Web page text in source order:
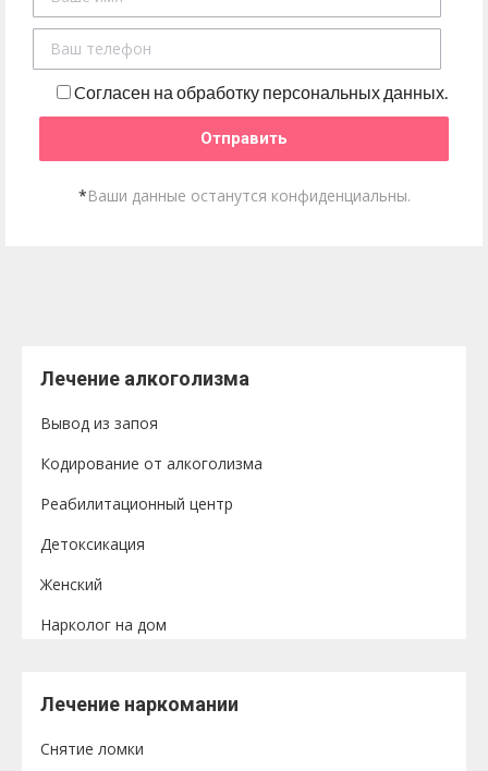
Cогласен на обработку персональных данных.
*Ваши данные останутся конфиденциальны.
Лечение алкоголизма
Вывод из запоя
Кодирование от алкоголизма
Реабилитационный центр
Детоксикация
Женский
Нарколог на дом
Лечение наркомании
Снятие ломки